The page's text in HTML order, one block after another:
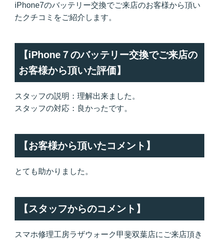
iPhone7のバッテリー交換でご来店のお客様から頂い
たクチコミをご紹介します。
【iPhone７のバッテリー交換でご来店の
お客様から頂いた評価】
スタッフの説明：理解出来ました。
スタッフの対応：良かったです。
【お客様から頂いたコメント】
とても助かりました。
【スタッフからのコメント】
スマホ修理工房ラザウォーク甲斐双葉店にご来店頂き